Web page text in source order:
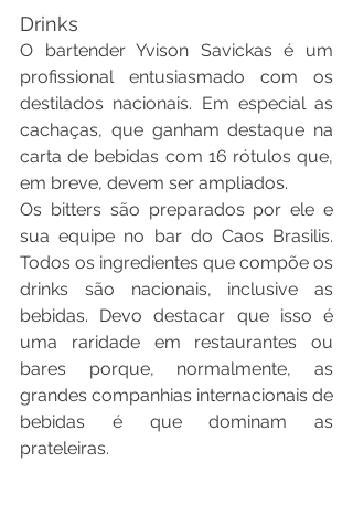
Drinks
O bartender Yvison Savickas é um
profissional entusiasmado com os
destilados nacionais. Em especial as
cachaças, que ganham destaque na
carta de bebidas com 16 rótulos que,
em breve, devem ser ampliados.
Os bitters são preparados por ele e
sua equipe no bar do Caos Brasilis.
Todos os ingredientes que compõe os
drinks são nacionais, inclusive as
bebidas. Devo destacar que isso é
uma raridade em restaurantes ou
bares porque, normalmente, as
grandes companhias internacionais de
bebidas é que dominam as
prateleiras.